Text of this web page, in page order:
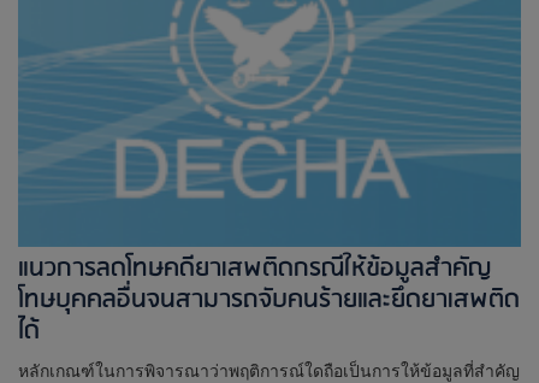
แนวการลดโทษคดียาเสพติดกรณีให้ข้อมูลสำคัญ
โทษบุคคลอื่นจนสามารถจับคนร้ายและยึดยาเสพติด
ได้
หลักเกณฑ์ในการพิจารณาว่าพฤติการณ์ใดถือเป็นการให้ข้อมูลที่สำคัญ